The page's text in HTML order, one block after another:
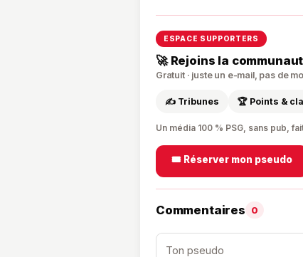
ESPACE SUPPORTERS
🚀 Rejoins la
Gratuit · juste un e-mail, pas de
✍️ Tribunes 🏆 Points &
Un média 100 % PSG, sans pub,
🎟️ Réserver mon pseudo
Commentaires 0